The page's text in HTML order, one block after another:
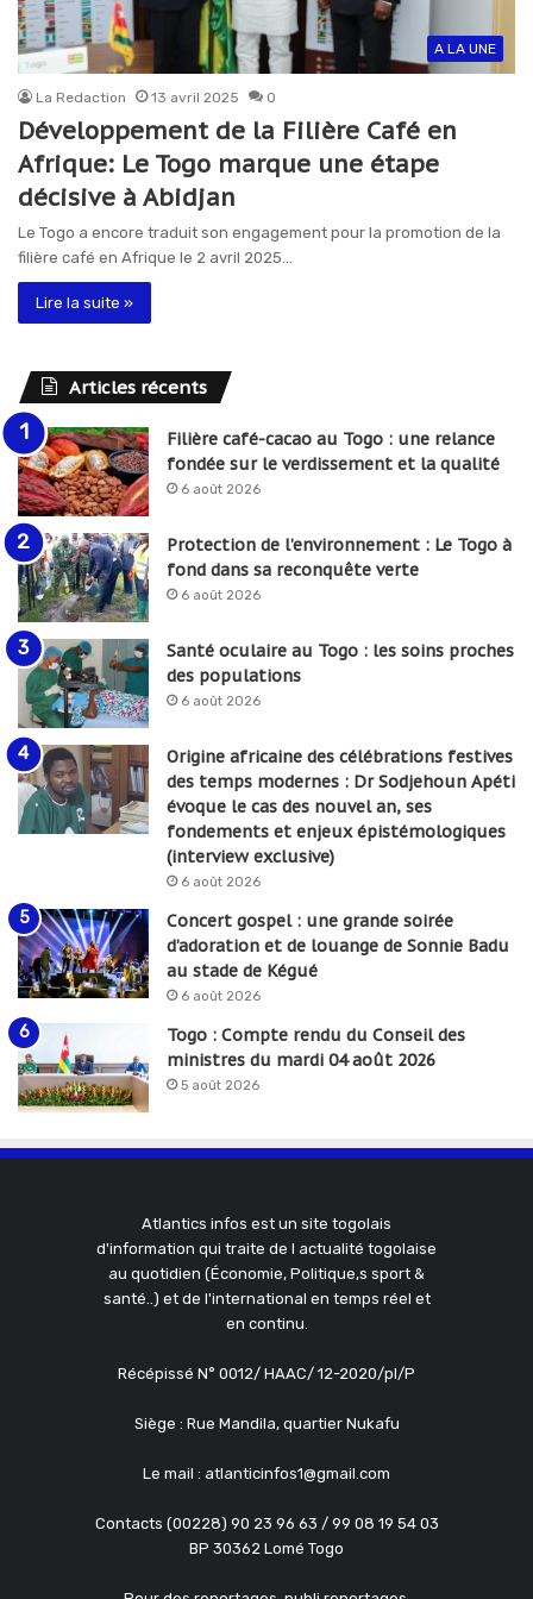
A LA UNE
La Redaction 13 avril 2025 0
Développement de la Filière Café en
Afrique: Le Togo marque une étape
décisive à Abidjan
Le Togo a encore traduit son engagement pour la promotion de la
filière café en Afrique le 2 avril 2025…
Lire la suite »
Articles récents
Filière café-cacao au Togo : une relance
fondée sur le verdissement et la qualité
6 août 2026
Protection de l’environnement : Le Togo à
fond dans sa reconquête verte
6 août 2026
Santé oculaire au Togo : les soins proches
des populations
6 août 2026
Origine africaine des célébrations festives
des temps modernes : Dr Sodjehoun Apéti
évoque le cas des nouvel an, ses
fondements et enjeux épistémologiques
(interview exclusive)
6 août 2026
Concert gospel : une grande soirée
d’adoration et de louange de Sonnie Badu
au stade de Kégué
6 août 2026
Togo : Compte rendu du Conseil des
ministres du mardi 04 août 2026
5 août 2026
Atlantics infos est un site togolais
d'information qui traite de l actualité togolaise
au quotidien (Économie, Politique,s sport &
santé..) et de l'international en temps réel et
en continu.
Récépissé N° 0012/ HAAC/ 12-2020/pl/P
Siège : Rue Mandila, quartier Nukafu
Le mail : atlanticinfos1@gmail.com
Contacts (00228) 90 23 96 63 / 99 08 19 54 03
BP 30362 Lomé Togo